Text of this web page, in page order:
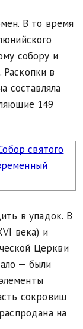
В то время
собору и
в
составляла
149
в упадок. В
века) и
Церкви
— были
сокровищ
на